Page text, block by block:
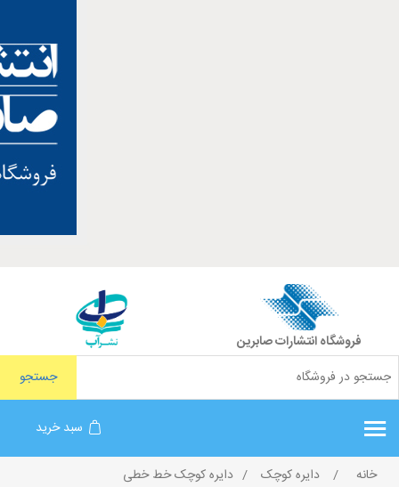
فروشگاه انتشارات صابرین
جستجو
سبد خرید
خانه / دایره کوچک / دایره کوچک خط‌ خطی